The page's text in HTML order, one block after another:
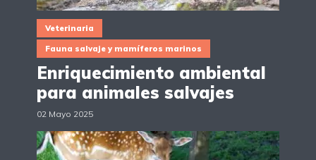
Veterinaria
Fauna salvaje y mamíferos marinos
Enriquecimiento ambiental
para animales salvajes
02 Mayo 2025